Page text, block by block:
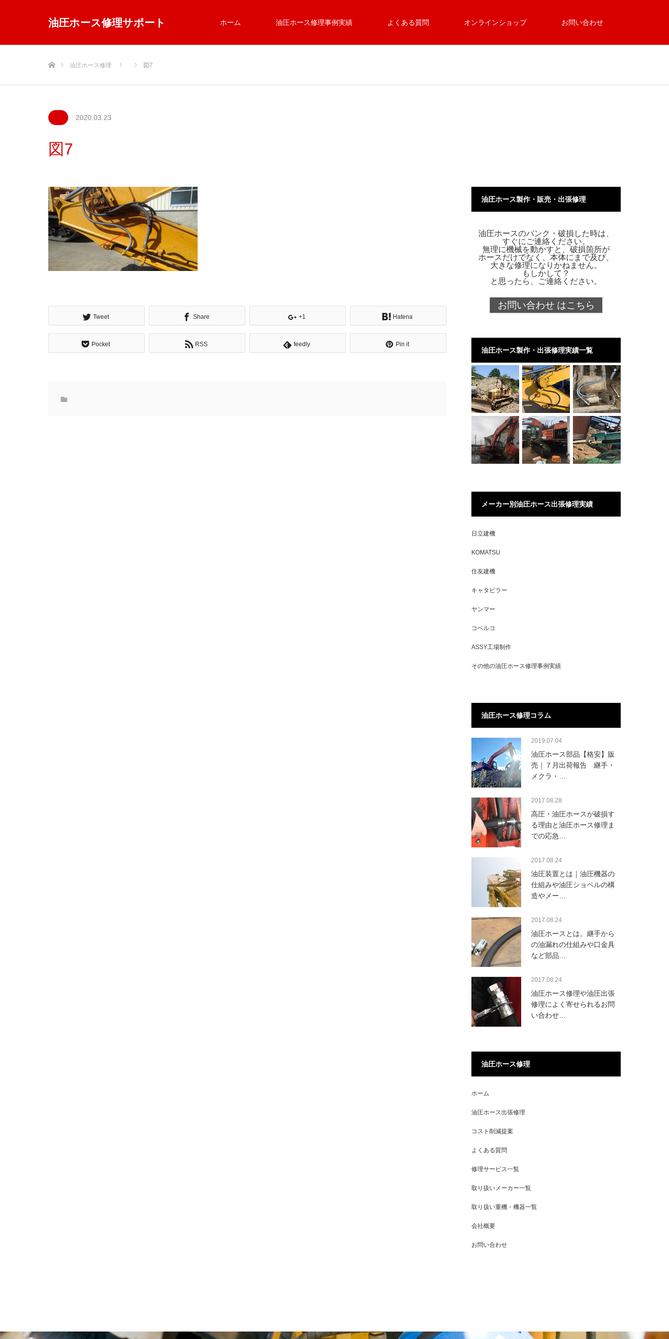
油圧ホース修理サポート ホーム 油圧ホース修理事例実績 よくある質問 オンラインショップ お問い合わせ
油圧ホース修理 図7
2020.03.23
図7
Tweet Share +1 Hatena
Pocket RSS feedly Pin it
油圧ホース製作・販売・出張修理
油圧ホースのパンク・破損した時は、
すぐにご連絡ください。
無理に機械を動かすと、破損箇所が
ホースだけでなく、本体にまで及び、
大きな修理になりかねません。
もしかして？
と思ったら、ご連絡ください。
お問い合わせ はこちら
油圧ホース製作・出張修理実績一覧
メーカー別油圧ホース出張修理実績
日立建機
KOMATSU
住友建機
キャタピラー
ヤンマー
コベルコ
ASSY工場制作
その他の油圧ホース修理事例実績
油圧ホース修理コラム
2019.07.04
油圧ホース部品【格安】販
売｜７月出荷報告 継手・
メクラ・…
2017.08.28
高圧・油圧ホースが破損す
る理由と油圧ホース修理ま
での応急…
2017.08.24
油圧装置とは｜油圧機器の
仕組みや油圧ショベルの構
造やメー…
2017.08.24
油圧ホースとは。継手から
の油漏れの仕組みや口金具
など部品…
2017.08.24
油圧ホース修理や油圧出張
修理によく寄せられるお問
い合わせ…
油圧ホース修理
ホーム
油圧ホース出張修理
コスト削減提案
よくある質問
修理サービス一覧
取り扱いメーカー一覧
取り扱い重機・機器一覧
会社概要
お問い合わせ